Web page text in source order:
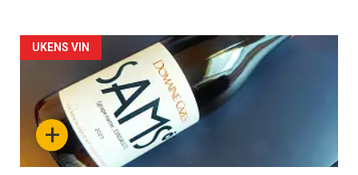
Forsiden
akkurat
nå+
UKENS VIN